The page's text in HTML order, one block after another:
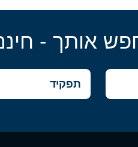
אותך -